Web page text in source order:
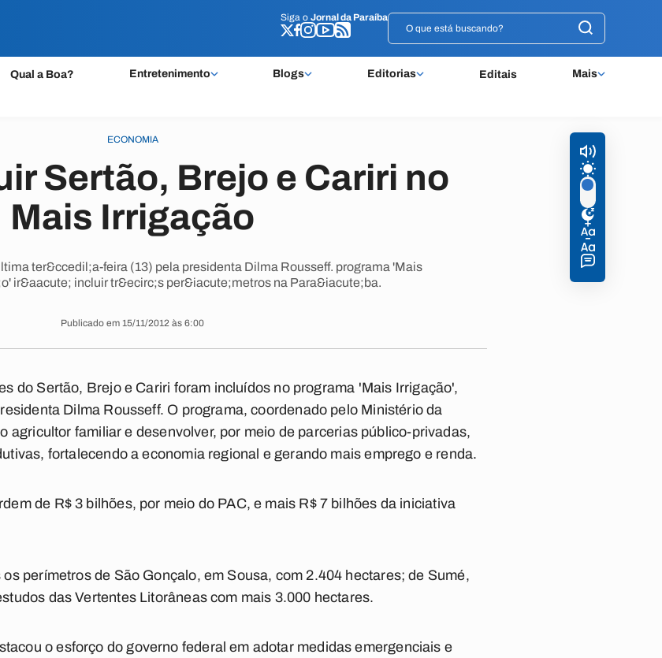
Siga o Jornal da Paraíba
Qual a Boa? Entretenimento Blogs Editorias Editais Mais
Siga o Jornal da Paraíba
ECONOMIA
Sertão, Brejo e Cariri no
Mais Irrigação
ter&ccedil;a-feira (13) pela presidenta Dilma Rousseff. programa 'Mais
ir&aacute; incluir tr&ecirc;s per&iacute;metros na Para&iacute;ba.
Publicado em 15/11/2012 às 6:00
do Sertão, Brejo e Cariri foram incluídos no programa 'Mais Irrigação',
Dilma Rousseff. O programa, coordenado pelo Ministério da
agricultor familiar e desenvolver, por meio de parcerias público-privadas,
fortalecendo a economia regional e gerando mais emprego e renda.
de R$ 3 bilhões, por meio do PAC, e mais R$ 7 bilhões da iniciativa
perímetros de São Gonçalo, em Sousa, com 2.404 hectares; de Sumé,
das Vertentes Litorâneas com mais 3.000 hectares.
o esforço do governo federal em adotar medidas emergenciais e